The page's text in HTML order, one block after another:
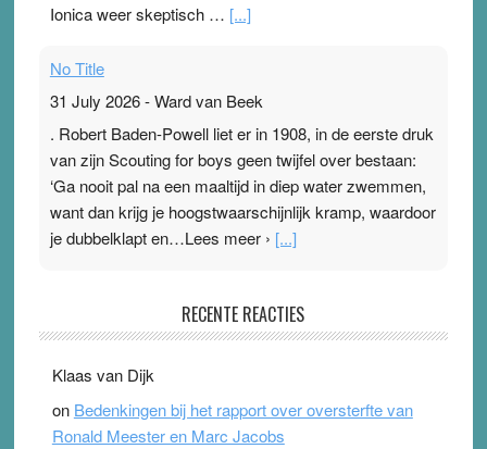
Ionica weer skeptisch … [...]
No Title
31 July 2026-Ward van Beek
. Robert Baden-Powell liet er in 1908, in de eerste druk
van zijn Scouting for boys geen twijfel over bestaan:
‘Ga nooit pal na een maaltijd in diep water zwemmen,
want dan krijg je hoogstwaarschijnlijk kramp, waardoor
je dubbelklapt en…Lees meer › [...]
Ward van Beek
topsporters. Ze hopen ermee hun hartslag te verlagen
terwijl ze meer zuurstof opnemen. Daarop heeft zo’n
pleister geen effect. Maar het gevoel ‘makkelijker te
RECENTE REACTIES
Klaas van Dijk
on Bedenkingen bij het rapport over oversterfte van
Ronald Meester en Marc Jacobs